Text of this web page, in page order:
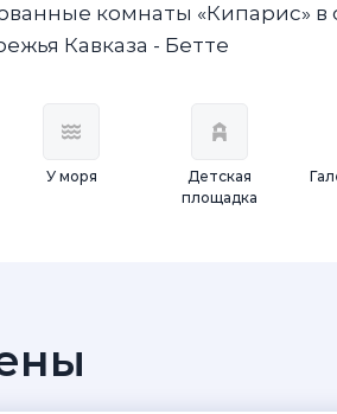
комнаты «Кипарис» в
Кавказа - Бетте
У моря
Детская
площадка